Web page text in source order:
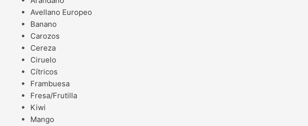
Avellano Europeo
Banano
Carozos
Cereza
Ciruelo
Cítricos
Frambuesa
Fresa/Frutilla
Kiwi
Mango